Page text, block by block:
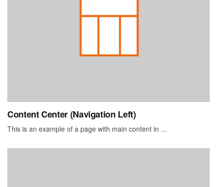
Content Center (Navigation Left)
This is an example of a page with main content in ...